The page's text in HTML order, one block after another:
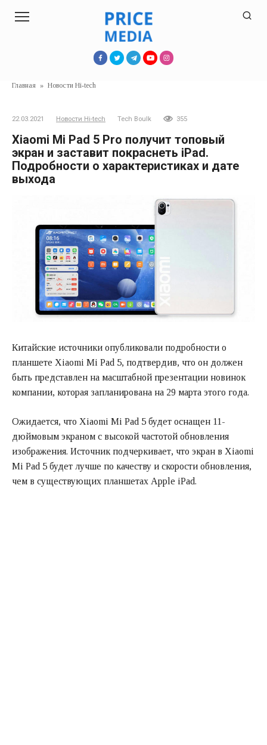
Главная » Новости Hi-tech
22.03.2021 Новости Hi-tech Tech Boulk 355
Xiaomi Mi Pad 5 Pro получит топовый
экран и заставит покраснеть iPad.
Подробности о характеристиках и дате
выхода
Китайские источники опубликовали подробности о
планшете Xiaomi Mi Pad 5, подтвердив, что он должен
быть представлен на масштабной презентации новинок
компании, которая запланирована на 29 марта этого года.
Ожидается, что Xiaomi Mi Pad 5 будет оснащен 11-
дюймовым экраном с высокой частотой обновления
изображения. Источник подчеркивает, что экран в Xiaomi
Mi Pad 5 будет лучше по качеству и скорости обновления,
чем в существующих планшетах Apple iPad.